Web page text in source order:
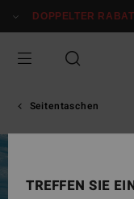
zur
springen
DOPPELTER RABATT
Seitentaschen
TREFFEN SIE